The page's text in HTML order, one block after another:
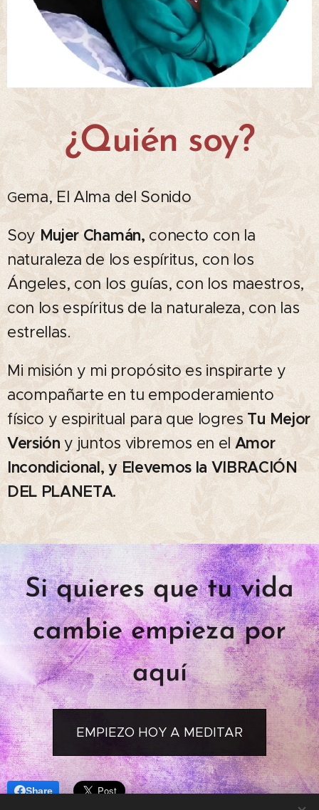
¿Quién soy?
Gema, El Alma del Sonido
SoyMujer Chamán, conecto con la
naturaleza de los espíritus, con los
Ángeles, con los guías, con los maestros,
con los espíritus de la naturaleza, con las
estrellas.
Mi misión y mi propósito es inspirarte y
acompañarte en tu empoderamiento
físico y espiritual para que logresTu Mejor
Versióny juntos vibremos en elAmor
Incondicional, y Elevemos la VIBRACIÓN
DEL PLANETA.
Si quieres que tu vida
cambie empieza por
aquí
EMPIEZO HOY A MEDITAR
Share